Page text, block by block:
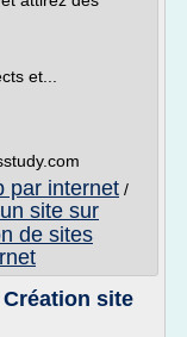
et...
par internet /
site sur
de sites
site